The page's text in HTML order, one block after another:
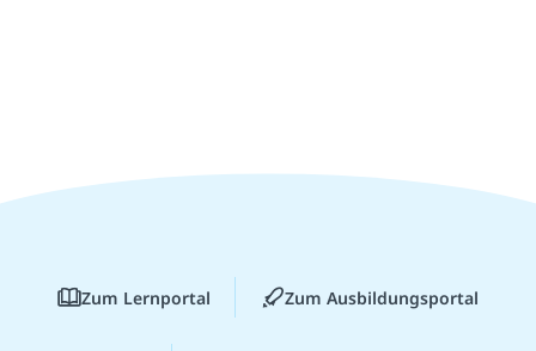
Zum Lernportal Zum Ausbildungsportal